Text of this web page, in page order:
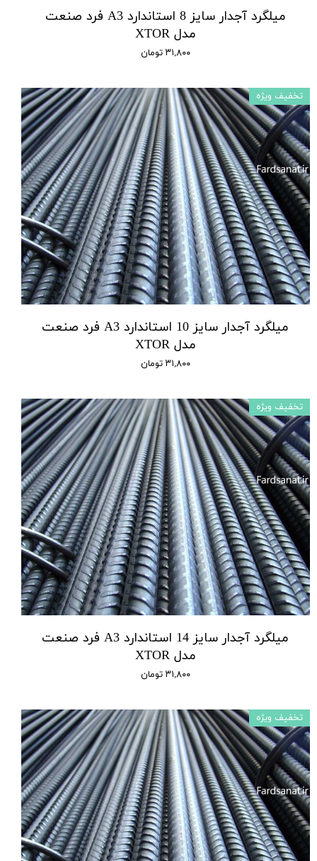
میلگرد آجدار سایز 8 استاندارد A3 فرد صنعت
مدل XTOR
۳۱,۸۰۰ تومان
میلگرد آجدار سایز 10 استاندارد A3 فرد صنعت
مدل XTOR
۳۱,۸۰۰ تومان
تخفیف ویژه
میلگرد آجدار سایز 14 استاندارد A3 فرد صنعت
مدل XTOR
۳۱,۸۰۰ تومان
تخفیف ویژه
تخفیف ویژه